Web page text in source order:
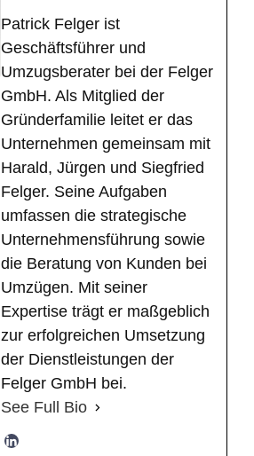
​Patrick Felger ist
Geschäftsführer und
Umzugsberater bei der Felger
GmbH. Als Mitglied der
Gründerfamilie leitet er das
Unternehmen gemeinsam mit
Harald, Jürgen und Siegfried
Felger. Seine Aufgaben
umfassen die strategische
Unternehmensführung sowie
die Beratung von Kunden bei
Umzügen. Mit seiner
Expertise trägt er maßgeblich
zur erfolgreichen Umsetzung
der Dienstleistungen der
Felger GmbH bei.
See Full Bio